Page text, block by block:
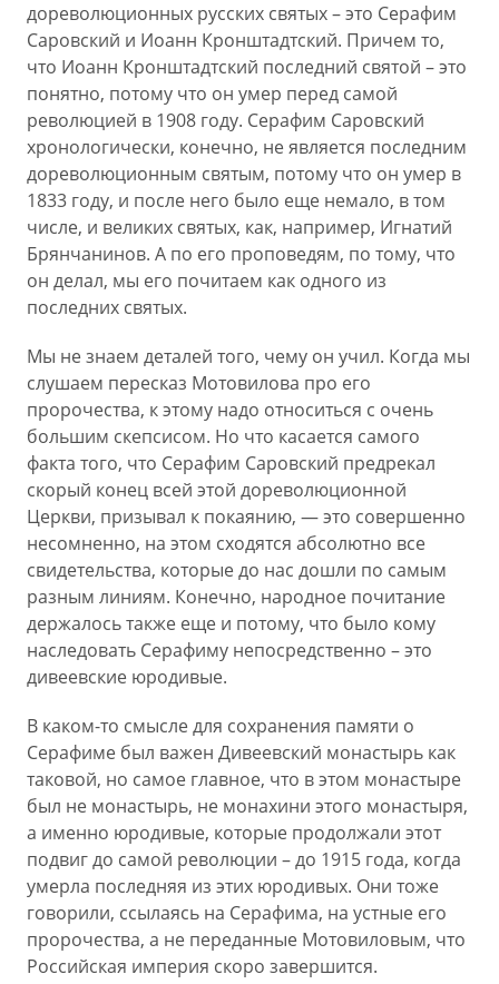
дореволюционных русских святых – это Серафим
Саровский и Иоанн Кронштадтский. Причем то,
что Иоанн Кронштадтский последний святой – это
понятно, потому что он умер перед самой
революцией в 1908 году. Серафим Саровский
хронологически, конечно, не является последним
дореволюционным святым, потому что он умер в
1833 году, и после него было еще немало, в том
числе, и великих святых, как, например, Игнатий
Брянчанинов. А по его проповедям, по тому, что
он делал, мы его почитаем как одного из
последних святых.
Мы не знаем деталей того, чему он учил. Когда мы
слушаем пересказ Мотовилова про его
пророчества, к этому надо относиться с очень
большим скепсисом. Но что касается самого
факта того, что Серафим Саровский предрекал
скорый конец всей этой дореволюционной
Церкви, призывал к покаянию, — это совершенно
несомненно, на этом сходятся абсолютно все
свидетельства, которые до нас дошли по самым
разным линиям. Конечно, народное почитание
держалось также еще и потому, что было кому
наследовать Серафиму непосредственно – это
дивеевские юродивые.
В каком-то смысле для сохранения памяти о
Серафиме был важен Дивеевский монастырь как
таковой, но самое главное, что в этом монастыре
был не монастырь, не монахини этого монастыря,
а именно юродивые, которые продолжали этот
подвиг до самой революции – до 1915 года, когда
умерла последняя из этих юродивых. Они тоже
говорили, ссылаясь на Серафима, на устные его
пророчества, а не переданные Мотовиловым, что
Российская империя скоро завершится.